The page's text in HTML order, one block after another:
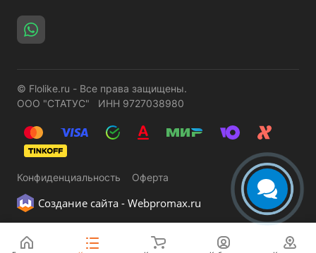
© Flolike.ru - Все права защищены.
ООО "СТАТУС" ИНН 9727038980
Конфиденциальность Оферта
Создание сайта - Webpromax.ru